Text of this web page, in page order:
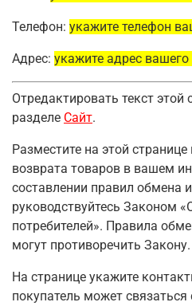
Телефон: укажите телефон
Адрес: укажите адрес
Отредактировать текст
разделе Сайт.
Разместите на этой
возврата товаров в вашем
составлении правил обмена
руководствуйтесь Законом
потребителей». Правила
могут противоречить Закону.
На странице укажите
покупатель может